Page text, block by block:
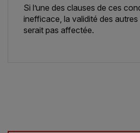
Si l’une des clauses de ces
inefficace, la validité des autres
serait pas affectée.